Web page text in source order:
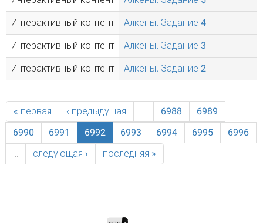
Интерактивный контент Алкены. Задание 4
Интерактивный контент Алкены. Задание 3
Интерактивный контент Алкены. Задание 2
« первая ‹ предыдущая … 6988
6989
6990
6991 6992 6993 6994 6995
6996
…
следующая › последняя »